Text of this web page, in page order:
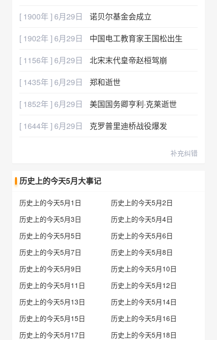
[ 1900年 ] 6月29日
诺贝尔基金会成立
[ 1902年 ] 6月29日
中国电工教育家王国松出生
[ 1156年 ] 6月29日
北宋末代皇帝赵桓驾崩
[ 1435年 ] 6月29日
郑和逝世
[ 1852年 ] 6月29日
美国国务卿亨利·克莱逝世
[ 1644年 ] 6月29日
克罗普里迪桥战役爆发
补充纠错
历史上的今天5月大事记
历史上的今天5月1日
历史上的今天5月2日
历史上的今天5月3日
历史上的今天5月4日
历史上的今天5月5日
历史上的今天5月6日
历史上的今天5月7日
历史上的今天5月8日
历史上的今天5月9日
历史上的今天5月10日
历史上的今天5月11日
历史上的今天5月12日
历史上的今天5月13日
历史上的今天5月14日
历史上的今天5月15日
历史上的今天5月16日
历史上的今天5月17日
历史上的今天5月18日